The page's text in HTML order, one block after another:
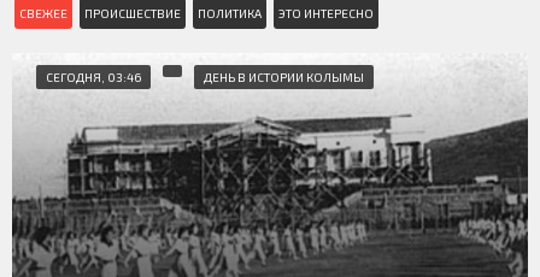
СВЕЖЕЕ ПРОИСШЕСТВИЕ ПОЛИТИКА ЭТО ИНТЕРЕСНО
СЕГОДНЯ, 03:46 ДЕНЬ В ИСТОРИИ КОЛЫМЫ